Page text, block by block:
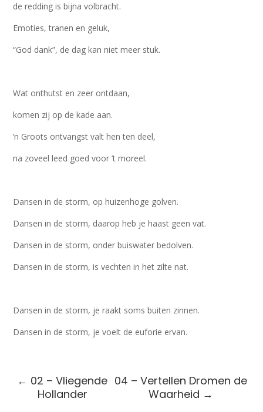
de redding is bijna volbracht.
Emoties, tranen en geluk,
“God dank”, de dag kan niet meer stuk.
Wat onthutst en zeer ontdaan,
komen zij op de kade aan.
’n Groots ontvangst valt hen ten deel,
na zoveel leed goed voor ’t moreel.
Dansen in de storm, op huizenhoge golven.
Dansen in de storm, daarop heb je haast geen vat.
Dansen in de storm, onder buiswater bedolven.
Dansen in de storm, is vechten in het zilte nat.
Dansen in de storm, je raakt soms buiten zinnen.
Dansen in de storm, je voelt de euforie ervan.
← 02 – Vliegende
Hollander
04 – Vertellen Dromen de
Waarheid →